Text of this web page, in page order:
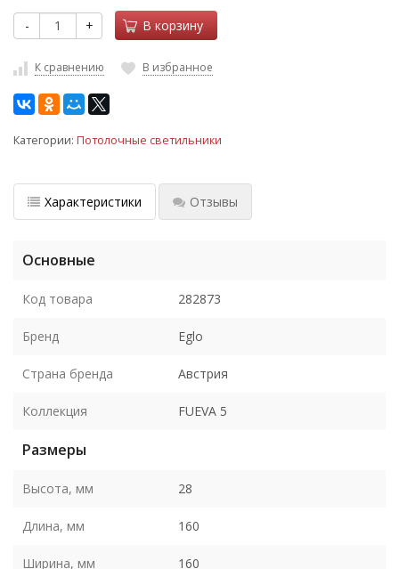
- + В корзину
К сравнению В избранное
Категории: Потолочные светильники
Характеристики Отзывы
Основные
Код товара 282873
Бренд Eglo
Страна бренда Австрия
Коллекция FUEVA 5
Размеры
Высота, мм 28
Длина, мм 160
Ширина, мм 160